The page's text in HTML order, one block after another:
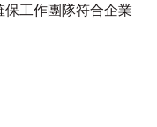
工作團隊符合企業